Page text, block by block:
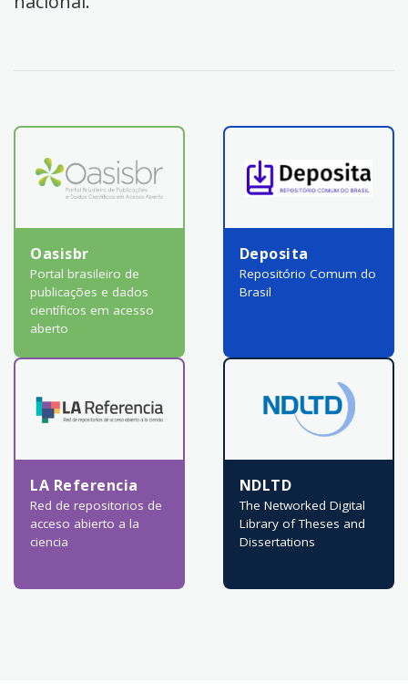
Oasisbr
Portal brasileiro de
publicações e dados
científicos em acesso
aberto
Deposita
Repositório Comum do
Brasil
LA Referencia
Red de repositorios de
acceso abierto a la
ciencia
NDLTD
The Networked Digital
Library of Theses and
Dissertations